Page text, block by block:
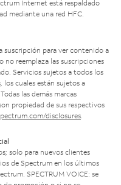
Internet está respaldado
mediante una red HFC.
suscripción para ver contenido a
no reemplaza las suscripciones
Servicios sujetos a todos los
cuales están sujetos a
las demás marcas
propiedad de sus respectivos
disclosures
solo para nuevos clientes
de Spectrum en los últimos
SPECTRUM VOICE: se